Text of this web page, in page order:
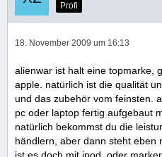
Profi
18. November 2009 um 16:13
alienwar ist halt eine topmarke,
apple. natürlich ist die qualität
und das zubehör vom feinsten.
pc oder laptop fertig aufgebaut
natürlich bekommst du die
händlern, aber dann steht eben